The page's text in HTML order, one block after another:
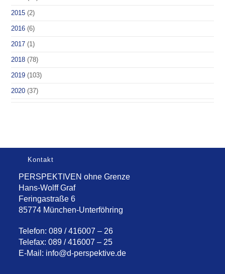
2015 (2)
2016 (6)
2017 (1)
2018 (78)
2019 (103)
2020 (37)
Kontakt
PERSPEKTIVEN ohne Grenze
Hans-Wolff Graf
Feringastraße 6
85774 München-Unterföhring
Telefon: 089 / 416007 – 26
Telefax: 089 / 416007 – 25
E-Mail: info@d-perspektive.de